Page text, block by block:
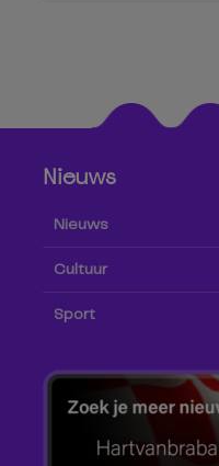
Nieuws
Nieuws
Cultuur
Sport